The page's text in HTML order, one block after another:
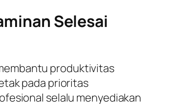
Selesai
produktivitas
pada prioritas
selalu menyediakan